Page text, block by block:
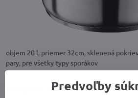
objem 20 l, priemer 32cm, sklenená
pary, pre všetky typy sporákov
Dostupnosť: info v obchode
Predvoľby